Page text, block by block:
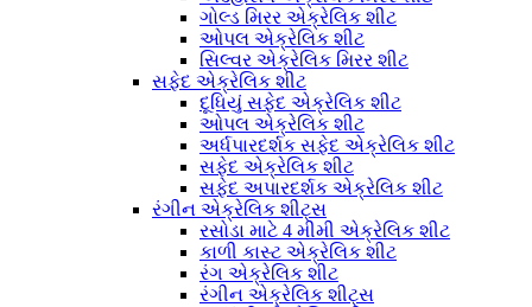
ગોલ્ડ મિરર એક્રેલિક શીટ
ઓપલ એક્રેલિક શીટ
સિલ્વર એક્રેલિક મિરર શીટ
સફેદ એક્રેલિક શીટ
દૂધિયું સફેદ એક્રેલિક શીટ
ઓપલ એક્રેલિક શીટ
અર્ધપારદર્શક સફેદ એક્રેલિક શીટ
સફેદ એક્રેલિક શીટ
સફેદ અપારદર્શક એક્રેલિક શીટ
રંગીન એક્રેલિક શીટ્સ
રસોડા માટે 4 મીમી એક્રેલિક શીટ
કાળી કાસ્ટ એક્રેલિક શીટ
રંગ એક્રેલિક શીટ
રંગીન એક્રેલિક શીટ્સ